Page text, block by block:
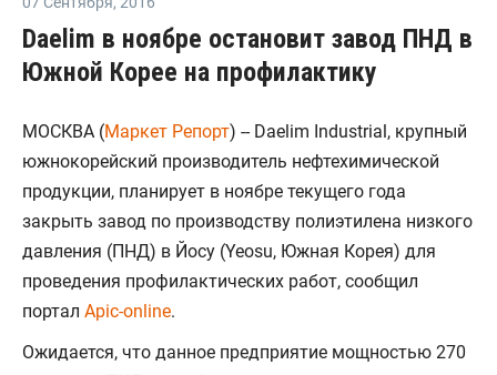
Daelim в ноябре остановит завод ПНД в
Южной Корее на профилактику
МОСКВА (Маркет Репорт) -- Daelim Industrial, крупный
южнокорейский производитель нефтехимической
продукции, планирует в ноябре текущего года
закрыть завод по производству полиэтилена низкого
давления (ПНД) в Йосу (Yeosu, Южная Корея) для
проведения профилактических работ, сообщил
портал Apic-online.
Ожидается, что данное предприятие мощностью 270